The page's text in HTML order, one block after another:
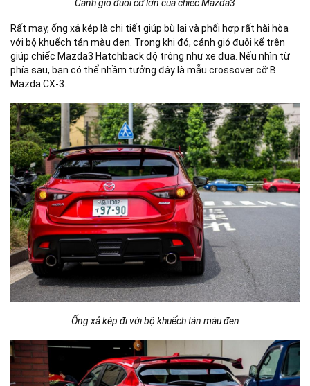
Cánh gió đuôi cỡ lớn của chiếc Mazda3
Rất may, ống xả kép là chi tiết giúp bù lại và phối hợp rất hài hòa
với bộ khuếch tán màu đen. Trong khi đó, cánh gió đuôi kể trên
giúp chiếc Mazda3 Hatchback độ trông như xe đua. Nếu nhìn từ
phía sau, bạn có thể nhầm tưởng đây là mẫu crossover cỡ B
Mazda CX-3.
Ống xả kép đi với bộ khuếch tán màu đen